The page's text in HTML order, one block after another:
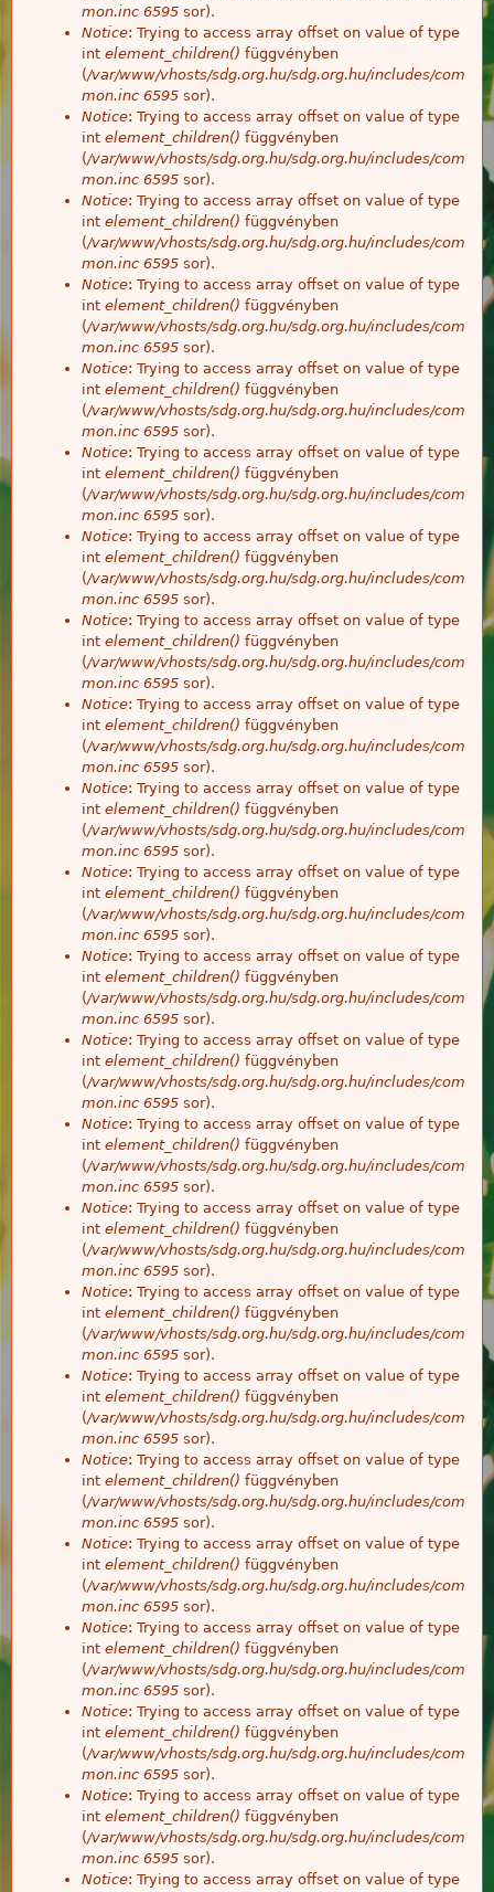
mon.inc 6595 sor).
Notice: Trying to access array offset on value of type
int element_children() függvényben
(/var/www/vhosts/sdg.org.hu/sdg.org.hu/includes/com
mon.inc 6595 sor).
Notice: Trying to access array offset on value of type
int element_children() függvényben
(/var/www/vhosts/sdg.org.hu/sdg.org.hu/includes/com
mon.inc 6595 sor).
Notice: Trying to access array offset on value of type
int element_children() függvényben
(/var/www/vhosts/sdg.org.hu/sdg.org.hu/includes/com
mon.inc 6595 sor).
Notice: Trying to access array offset on value of type
int element_children() függvényben
(/var/www/vhosts/sdg.org.hu/sdg.org.hu/includes/com
mon.inc 6595 sor).
Notice: Trying to access array offset on value of type
int element_children() függvényben
(/var/www/vhosts/sdg.org.hu/sdg.org.hu/includes/com
mon.inc 6595 sor).
Notice: Trying to access array offset on value of type
int element_children() függvényben
(/var/www/vhosts/sdg.org.hu/sdg.org.hu/includes/com
mon.inc 6595 sor).
Notice: Trying to access array offset on value of type
int element_children() függvényben
(/var/www/vhosts/sdg.org.hu/sdg.org.hu/includes/com
mon.inc 6595 sor).
Notice: Trying to access array offset on value of type
int element_children() függvényben
(/var/www/vhosts/sdg.org.hu/sdg.org.hu/includes/com
mon.inc 6595 sor).
Notice: Trying to access array offset on value of type
int element_children() függvényben
(/var/www/vhosts/sdg.org.hu/sdg.org.hu/includes/com
mon.inc 6595 sor).
Notice: Trying to access array offset on value of type
int element_children() függvényben
(/var/www/vhosts/sdg.org.hu/sdg.org.hu/includes/com
mon.inc 6595 sor).
Notice: Trying to access array offset on value of type
int element_children() függvényben
(/var/www/vhosts/sdg.org.hu/sdg.org.hu/includes/com
mon.inc 6595 sor).
Notice: Trying to access array offset on value of type
int element_children() függvényben
(/var/www/vhosts/sdg.org.hu/sdg.org.hu/includes/com
mon.inc 6595 sor).
Notice: Trying to access array offset on value of type
int element_children() függvényben
(/var/www/vhosts/sdg.org.hu/sdg.org.hu/includes/com
mon.inc 6595 sor).
Notice: Trying to access array offset on value of type
int element_children() függvényben
(/var/www/vhosts/sdg.org.hu/sdg.org.hu/includes/com
mon.inc 6595 sor).
Notice: Trying to access array offset on value of type
int element_children() függvényben
(/var/www/vhosts/sdg.org.hu/sdg.org.hu/includes/com
mon.inc 6595 sor).
Notice: Trying to access array offset on value of type
int element_children() függvényben
(/var/www/vhosts/sdg.org.hu/sdg.org.hu/includes/com
mon.inc 6595 sor).
Notice: Trying to access array offset on value of type
int element_children() függvényben
(/var/www/vhosts/sdg.org.hu/sdg.org.hu/includes/com
mon.inc 6595 sor).
Notice: Trying to access array offset on value of type
int element_children() függvényben
(/var/www/vhosts/sdg.org.hu/sdg.org.hu/includes/com
mon.inc 6595 sor).
Notice: Trying to access array offset on value of type
int element_children() függvényben
(/var/www/vhosts/sdg.org.hu/sdg.org.hu/includes/com
mon.inc 6595 sor).
Notice: Trying to access array offset on value of type
int element_children() függvényben
(/var/www/vhosts/sdg.org.hu/sdg.org.hu/includes/com
mon.inc 6595 sor).
Notice: Trying to access array offset on value of type
int element_children() függvényben
(/var/www/vhosts/sdg.org.hu/sdg.org.hu/includes/com
mon.inc 6595 sor).
Notice: Trying to access array offset on value of type
int element_children() függvényben
(/var/www/vhosts/sdg.org.hu/sdg.org.hu/includes/com
mon.inc 6595 sor).
Notice: Trying to access array offset on value of type